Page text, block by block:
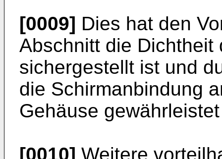
[0009] Dies hat den
Abschnitt die Dichtheit
sichergestellt ist und
die Schirmanbindung
Gehäuse
[0010] Weitere